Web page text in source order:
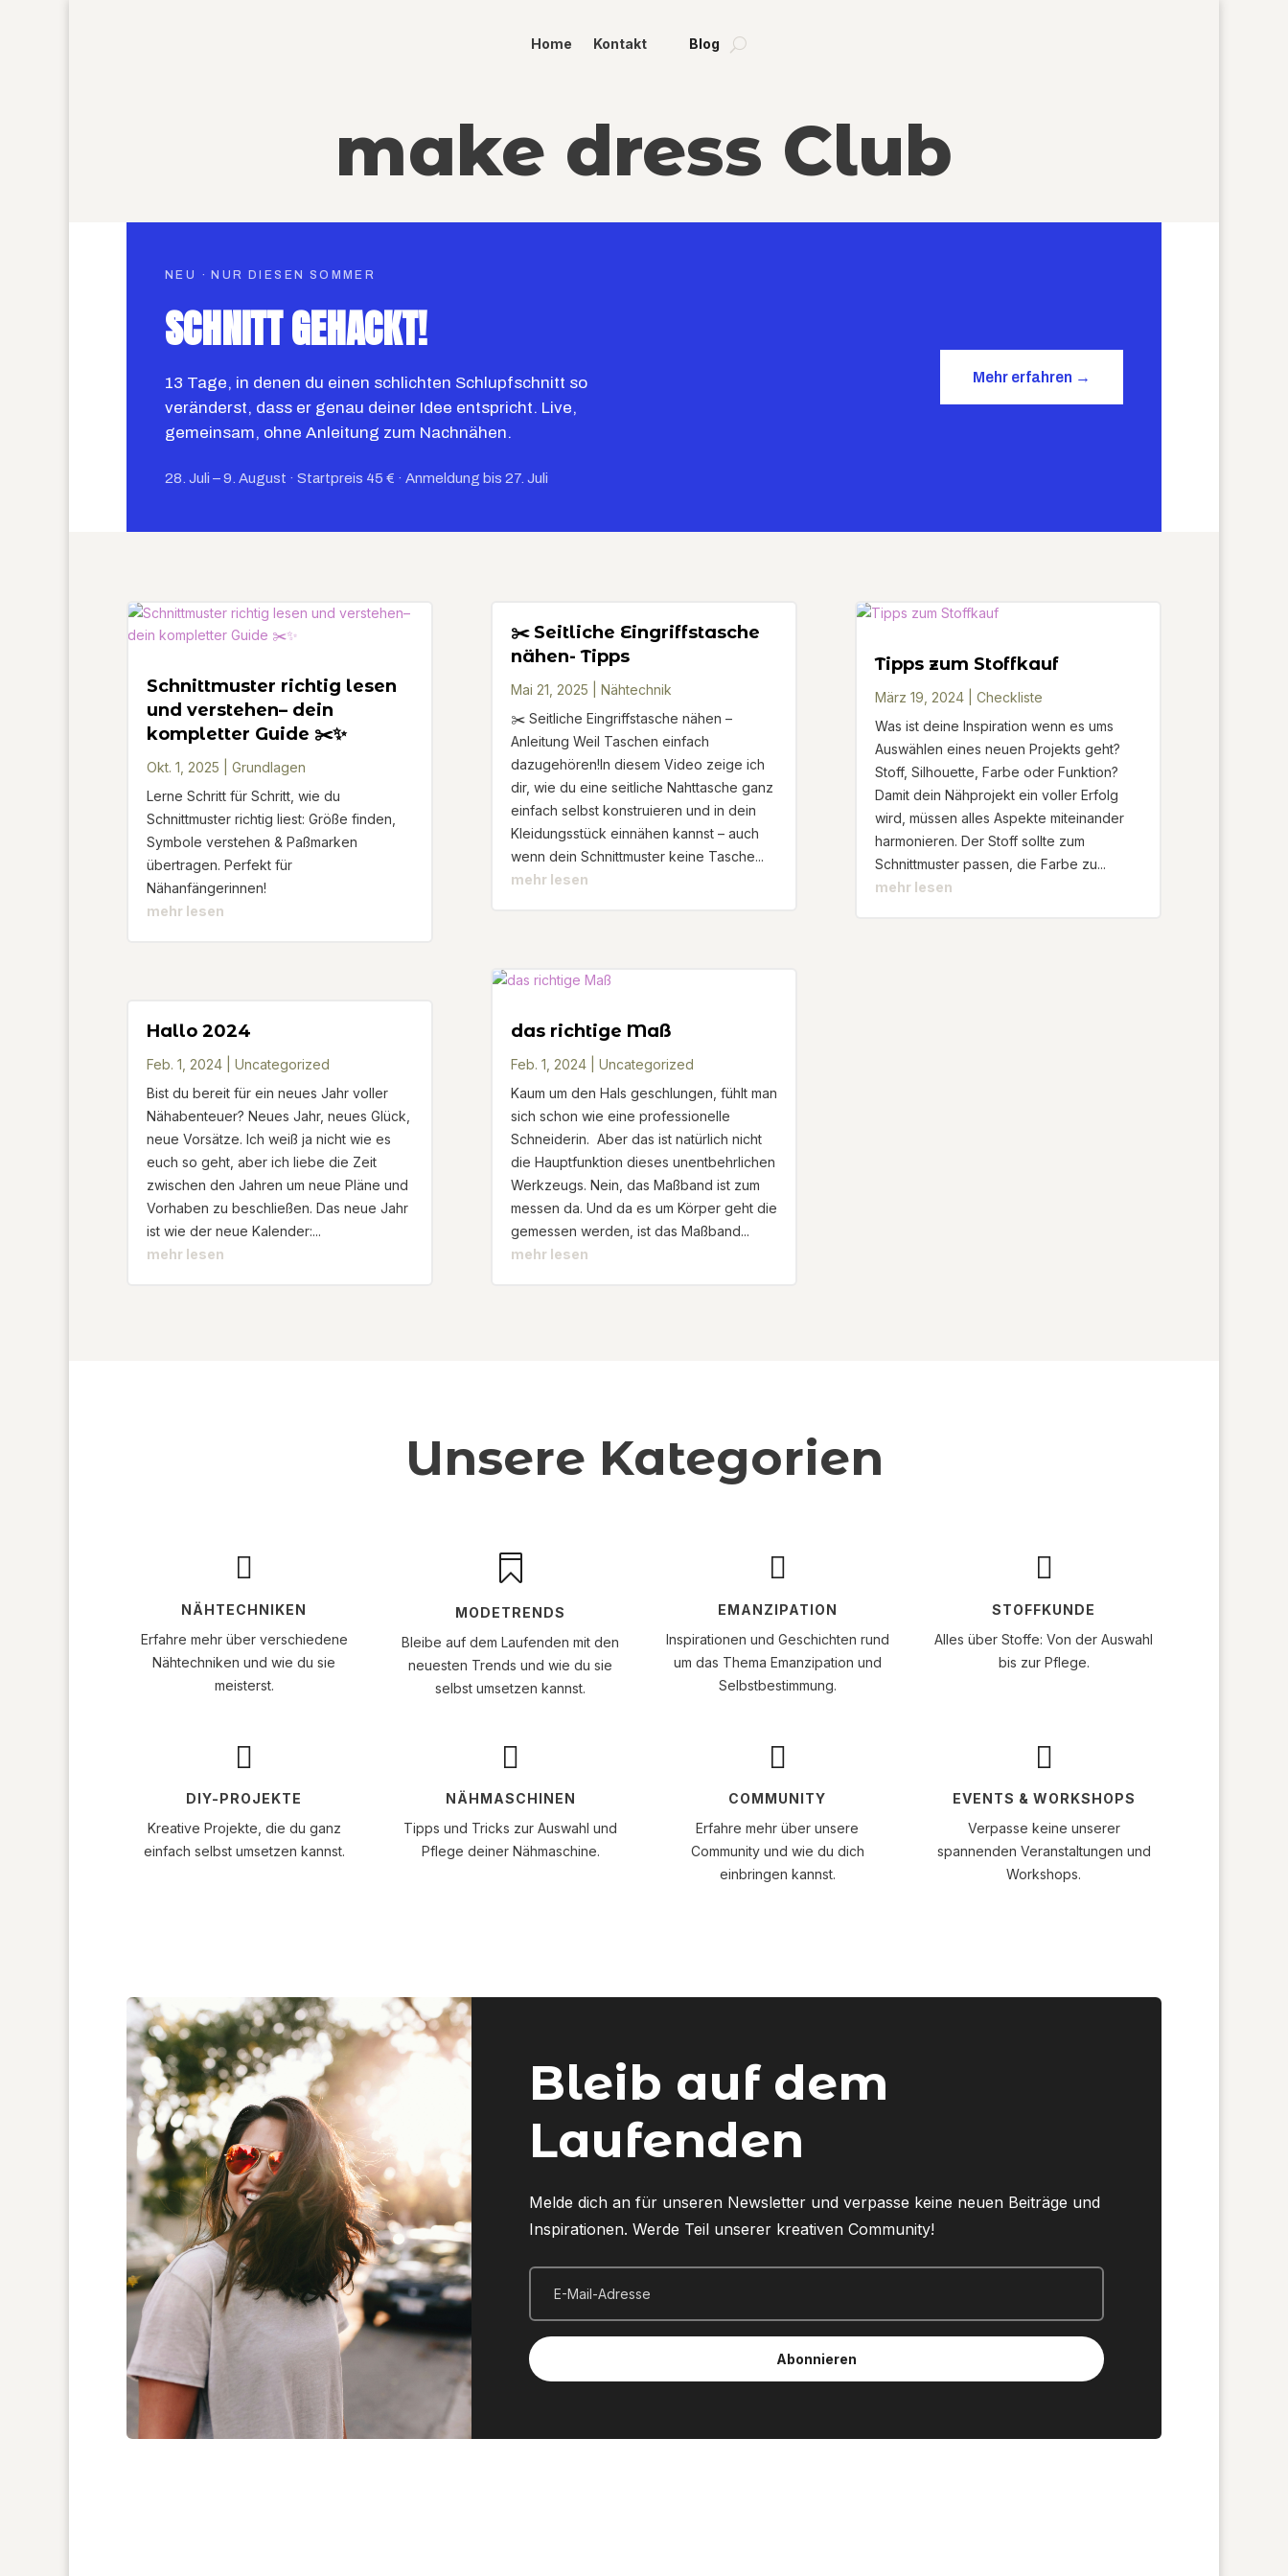
Home Kontakt Blog
make dress Club
NEU · NUR DIESEN SOMMER
SCHNITT GEHACKT!
13 Tage, in denen du einen schlichten Schlupfschnitt so
veränderst, dass er genau deiner Idee entspricht. Live,
gemeinsam, ohne Anleitung zum Nachnähen.
28. Juli – 9. August · Startpreis 45 € · Anmeldung bis 27. Juli
Mehr erfahren →
Schnittmuster richtig lesen
und verstehen– dein
kompletter Guide ✂️✨
Okt. 1, 2025
Grundlagen
Lerne Schritt für Schritt, wie du
Schnittmuster richtig liest: Größe finden,
Symbole verstehen & Paßmarken
übertragen. Perfekt für
Nähanfängerinnen!
mehr lesen
Hallo 2024
Feb. 1, 2024
Uncategorized
Bist du bereit für ein neues Jahr voller
Nähabenteuer? Neues Jahr, neues Glück,
neue Vorsätze. Ich weiß ja nicht wie es
euch so geht, aber ich liebe die Zeit
zwischen den Jahren um neue Pläne und
Vorhaben zu beschließen. Das neue Jahr
ist wie der neue Kalender:...
mehr lesen
✂️ Seitliche Eingriffstasche
nähen- Tipps
Mai 21, 2025
Nähtechnik
✂️ Seitliche Eingriffstasche nähen –
Anleitung Weil Taschen einfach
dazugehören!In diesem Video zeige ich
dir, wie du eine seitliche Nahttasche ganz
einfach selbst konstruieren und in dein
Kleidungsstück einnähen kannst – auch
wenn dein Schnittmuster keine Tasche...
mehr lesen
das richtige Maß
Feb. 1, 2024| Uncategorized
Kaum um den Hals geschlungen, fühlt man
sich schon wie eine professionelle
Schneiderin. Aber das ist natürlich nicht
die Hauptfunktion dieses unentbehrlichen
Werkzeugs. Nein, das Maßband ist zum
messen da. Und da es um Körper geht die
gemessen werden, ist das Maßband...
mehr lesen
Tipps zum Stoffkauf
März 19, 2024| Checkliste
Was ist deine Inspiration wenn es ums
Auswählen eines neuen Projekts geht?
Stoff, Silhouette, Farbe oder Funktion?
Damit dein Nähprojekt ein voller Erfolg
wird, müssen alles Aspekte miteinander
harmonieren. Der Stoff sollte zum
Schnittmuster passen, die Farbe zu...
mehr lesen
Unsere Kategorien

NÄHTECHNIKEN
Erfahre mehr über verschiedene
Nähtechniken und wie du sie
meisterst.

MODETRENDS
Bleibe auf dem Laufenden mit den
neuesten Trends und wie du sie
selbst umsetzen kannst.

EMANZIPATION
Inspirationen und Geschichten rund
um das Thema Emanzipation und
Selbstbestimmung.

STOFFKUNDE
Alles über Stoffe: Von der Auswahl
bis zur Pflege.

DIY-PROJEKTE
Kreative Projekte, die du ganz
einfach selbst umsetzen kannst.

NÄHMASCHINEN
Tipps und Tricks zur Auswahl und
Pflege deiner Nähmaschine.

COMMUNITY
Erfahre mehr über unsere
Community und wie du dich
einbringen kannst.

EVENTS & WORKSHOPS
Verpasse keine unserer
spannenden Veranstaltungen und
Workshops.
Bleib auf dem
Laufenden
Melde dich an für unseren Newsletter und verpasse keine neuen Beiträge und
Inspirationen. Werde Teil unserer kreativen Community!
Abonnieren